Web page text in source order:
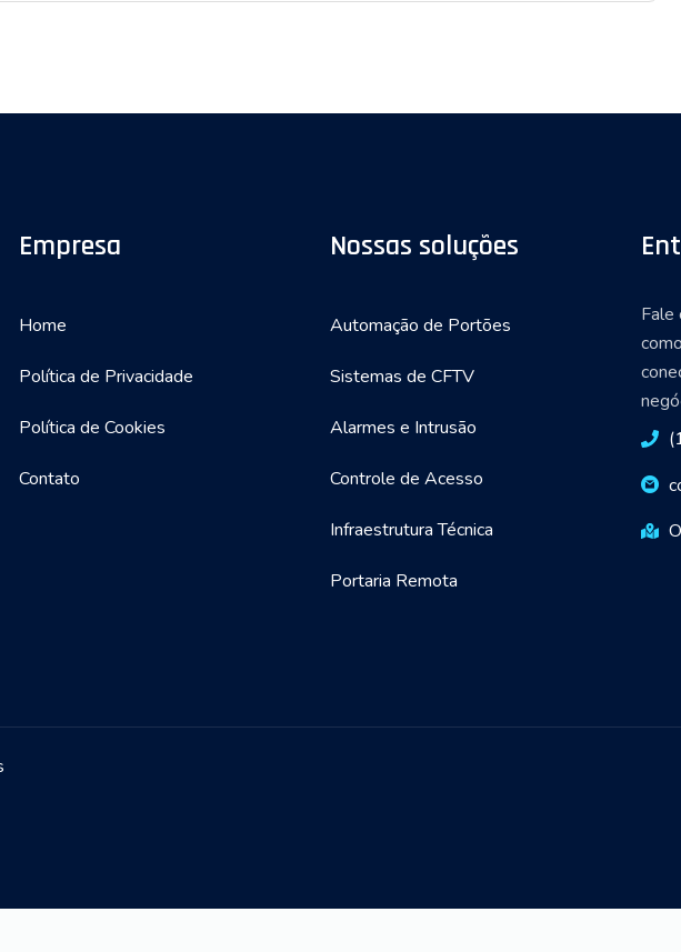
Empresa
Home
Política de Privacidade
Política de Cookies
Contato
Nossas soluções
Automação de Portões
Sistemas de CFTV
Alarmes e Intrusão
Controle de Acesso
Infraestrutura Técnica
Portaria Remota
Fale